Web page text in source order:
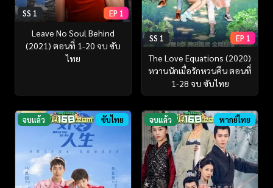
SS 1 EP 1
Leave No Soul Behind
(2021) ตอนที่ 1-20 จบ ซับ
ไทย
SS 1 EP 1
The Love Equations (2020)
หวานนักเมื่อรักหวนคืน ตอนที่
1-28 จบ ซับไทย
จบแล้ว ซับไทย จบแล้ว พากย์ไทย